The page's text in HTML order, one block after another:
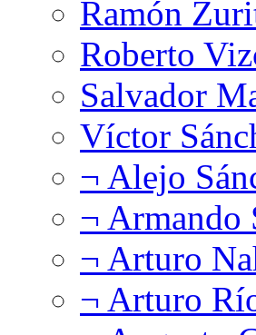
Ramón
Roberto
Salvador
Víctor
¬ Alejo
¬ Armando
¬ Arturo
¬ Arturo